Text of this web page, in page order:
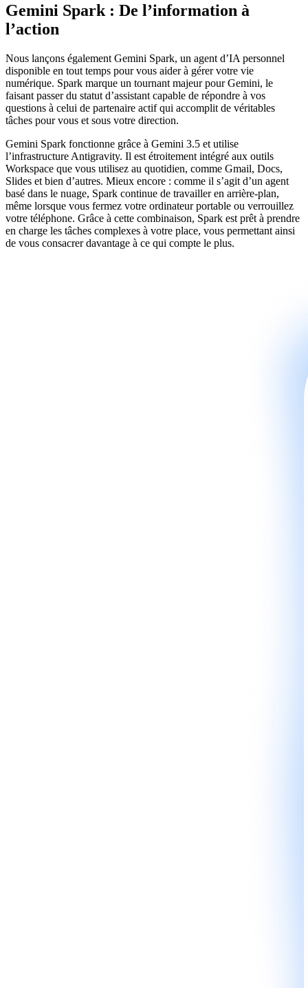
Gemini Spark : De l’information à
l’action
Nous lançons également Gemini Spark, un agent d’IA personnel
disponible en tout temps pour vous aider à gérer votre vie
numérique. Spark marque un tournant majeur pour Gemini, le
faisant passer du statut d’assistant capable de répondre à vos
questions à celui de partenaire actif qui accomplit de véritables
tâches pour vous et sous votre direction.
Gemini Spark fonctionne grâce à Gemini 3.5 et utilise
l’infrastructure Antigravity. Il est étroitement intégré aux outils
Workspace que vous utilisez au quotidien, comme Gmail, Docs,
Slides et bien d’autres. Mieux encore : comme il s’agit d’un agent
basé dans le nuage, Spark continue de travailler en arrière-plan,
même lorsque vous fermez votre ordinateur portable ou verrouillez
votre téléphone. Grâce à cette combinaison, Spark est prêt à prendre
en charge les tâches complexes à votre place, vous permettant ainsi
de vous consacrer davantage à ce qui compte le plus.